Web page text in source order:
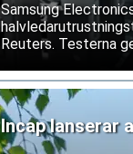
Samsung
Reuters. Testerna
exportrestriktioner
bolagen
Incap lanserar